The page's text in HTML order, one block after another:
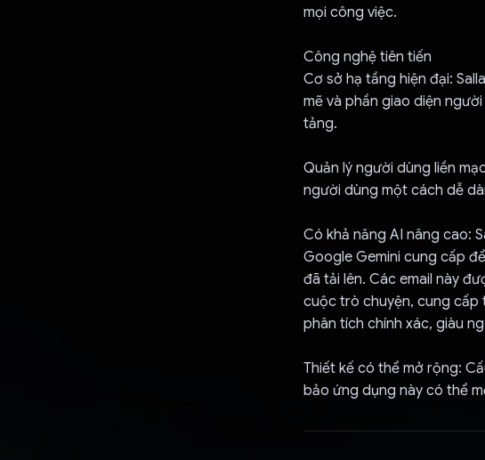
mọi công việc.
Công nghệ tiên tiến
Cơ sở hạ tầng hiện đại:
mẽ và phần giao diện
tảng.
Quản lý người dùng liền
người dùng một cách dễ
Có khả năng AI nâng cao:
Google Gemini cung cấp
đã tải lên. Các email này
cuộc trò chuyện, cung cấp
phân tích chính xác, giàu
Thiết kế có thể mở rộng:
bảo ứng dụng này có thể